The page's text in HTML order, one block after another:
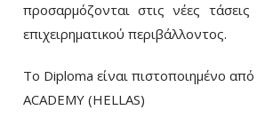
προσαρμόζονται στις νέες
επιχειρηματικού περιβάλλοντος.
Το Diploma είναι πιστοποιημένο
ACADEMY (HELLAS)­